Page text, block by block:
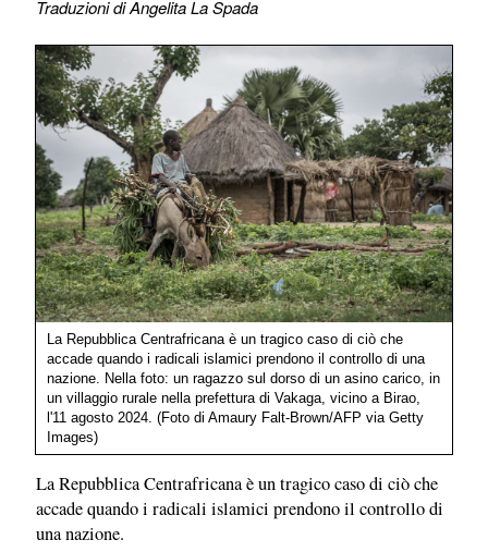
Traduzioni di Angelita La Spada
La Repubblica Centrafricana è un tragico caso di ciò che
accade quando i radicali islamici prendono il controllo di una
nazione. Nella foto: un ragazzo sul dorso di un asino carico, in
un villaggio rurale nella prefettura di Vakaga, vicino a Birao,
l'11 agosto 2024. (Foto di Amaury Falt-Brown/AFP via Getty
Images)
La Repubblica Centrafricana è un tragico caso di ciò che
accade quando i radicali islamici prendono il controllo di
una nazione.